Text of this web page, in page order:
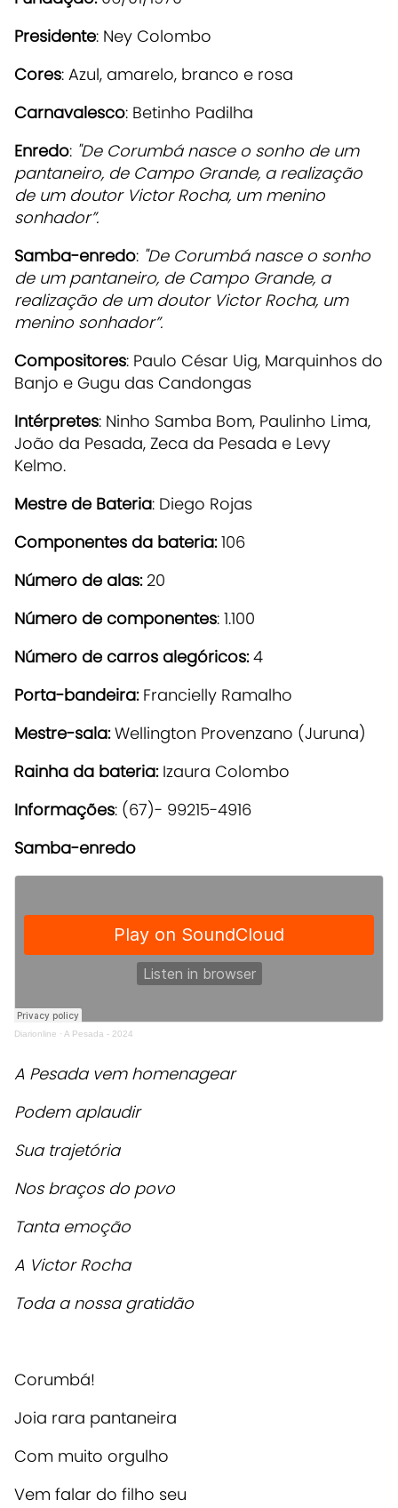
Presidente: Ney Colombo
Cores: Azul, amarelo, branco e rosa
Carnavalesco: Betinho Padilha
Enredo: "De Corumbá nasce o sonho de um
pantaneiro, de Campo Grande, a realização
de um doutor Victor Rocha, um menino
sonhador”.
Samba-enredo: "De Corumbá nasce o sonho
de um pantaneiro, de Campo Grande, a
realização de um doutor Victor Rocha, um
menino sonhador”.
Compositores: Paulo César Uig, Marquinhos do
Banjo e Gugu das Candongas
Intérpretes: Ninho Samba Bom, Paulinho Lima,
João da Pesada, Zeca da Pesada e Levy
Kelmo.
Mestre de Bateria: Diego Rojas
Componentes da bateria:106
Número de alas:20
Número de componentes: 1.100
Número de carros alegóricos:4
Porta-bandeira: Francielly Ramalho
Mestre-sala:Wellington Provenzano (Juruna)
Rainha da bateria: Izaura Colombo
Informações: (67)- 99215-4916
Samba-enredo
Diarionline · A Pesada - 2024
A Pesada vem homenagear
Podem aplaudir
Sua trajetória
Nos braços do povo
Tanta emoção
A Victor Rocha
Toda a nossa gratidão
Corumbá!
Joia rara pantaneira
Com muito orgulho
Vem falar do filho seu